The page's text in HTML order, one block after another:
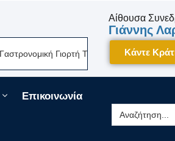
Γιορτή Της Πελοποννήσου Δίνει
Αίθουσα
Γιάννης
Κάντε
Επικοινωνία
Search
for: